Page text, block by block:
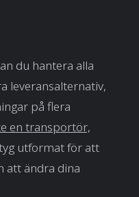
du hantera alla
leveransalternativ,
på flera
en transportör,
utformat för att
att ändra dina